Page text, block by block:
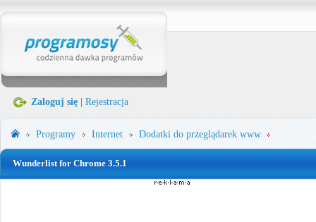
Zaloguj się Rejestracja
Programy Internet Dodatki do przeglądarek www
Wunderlist for Chrome 3.5.1